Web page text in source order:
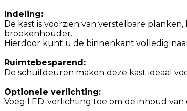
Indeling:
De kast is voorzien van verstelbare
broekenhouder.
Hierdoor kunt u de binnenkant volledig
Ruimtebesparend:
De schuifdeuren maken deze kast ideaal
Optionele verlichting:
Voeg LED-verlichting toe om de inhoud